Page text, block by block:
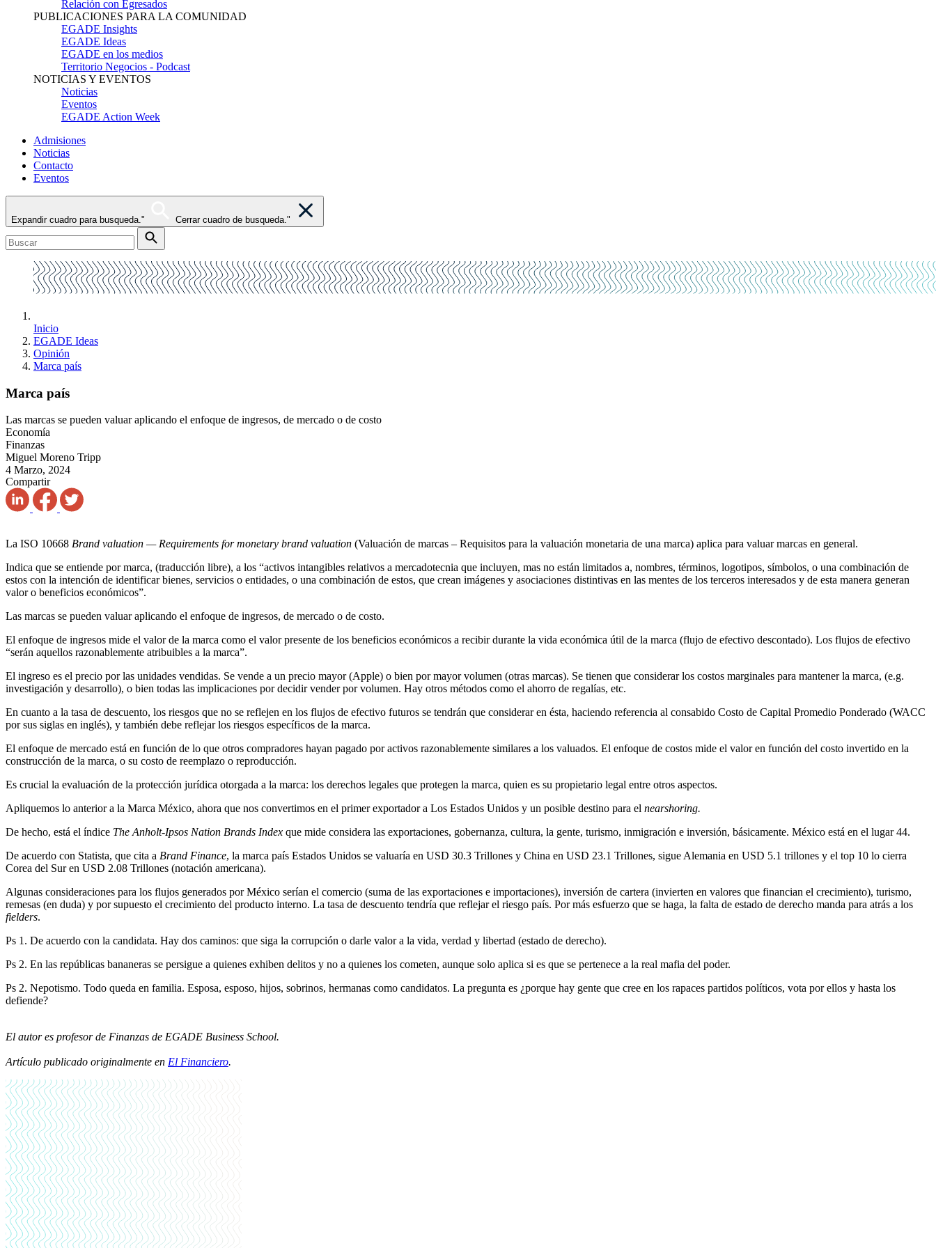
Relación con Egresados
PUBLICACIONES PARA LA COMUNIDAD
EGADE Insights
EGADE Ideas
EGADE en los medios
Territorio Negocios - Podcast
NOTICIAS Y EVENTOS
Noticias
Eventos
EGADE Action Week
Admisiones
Noticias
Contacto
Eventos
Expandir cuadro para busqueda." Cerrar cuadro de busqueda."
Inicio
EGADE Ideas
Opinión
Marca país
Marca país
Las marcas se pueden valuar aplicando el enfoque de ingresos, de mercado o de costo
Economía
Finanzas
Miguel Moreno Tripp
4 Marzo, 2024
Compartir
La ISO 10668 Brand valuation — Requirements for monetary brand valuation (Valuación de marcas – Requisitos para la valuación monetaria de una marca) aplica para valuar marcas en general.
Indica que se entiende por marca, (traducción libre), a los “activos intangibles relativos a mercadotecnia que incluyen, mas no están limitados a, nombres, términos, logotipos, símbolos, o una combinación de
estos con la intención de identificar bienes, servicios o entidades, o una combinación de estos, que crean imágenes y asociaciones distintivas en las mentes de los terceros interesados y de esta manera generan
valor o beneficios económicos”.
Las marcas se pueden valuar aplicando el enfoque de ingresos, de mercado o de costo.
El enfoque de ingresos mide el valor de la marca como el valor presente de los beneficios económicos a recibir durante la vida económica útil de la marca (flujo de efectivo descontado). Los flujos de efectivo
“serán aquellos razonablemente atribuibles a la marca”.
El ingreso es el precio por las unidades vendidas. Se vende a un precio mayor (Apple) o bien por mayor volumen (otras marcas). Se tienen que considerar los costos marginales para mantener la marca, (e.g.
investigación y desarrollo), o bien todas las implicaciones por decidir vender por volumen. Hay otros métodos como el ahorro de regalías, etc.
En cuanto a la tasa de descuento, los riesgos que no se reflejen en los flujos de efectivo futuros se tendrán que considerar en ésta, haciendo referencia al consabido Costo de Capital Promedio Ponderado (WACC
por sus siglas en inglés), y también debe reflejar los riesgos específicos de la marca.
El enfoque de mercado está en función de lo que otros compradores hayan pagado por activos razonablemente similares a los valuados. El enfoque de costos mide el valor en función del costo invertido en la
construcción de la marca, o su costo de reemplazo o reproducción.
Es crucial la evaluación de la protección jurídica otorgada a la marca: los derechos legales que protegen la marca, quien es su propietario legal entre otros aspectos.
Apliquemos lo anterior a la Marca México, ahora que nos convertimos en el primer exportador a Los Estados Unidos y un posible destino para el nearshoring.
De hecho, está el índice The Anholt-Ipsos Nation Brands Index que mide considera las exportaciones, gobernanza, cultura, la gente, turismo, inmigración e inversión, básicamente. México está en el lugar 44.
De acuerdo con Statista, que cita a Brand Finance, la marca país Estados Unidos se valuaría en USD 30.3 Trillones y China en USD 23.1 Trillones, sigue Alemania en USD 5.1 trillones y el top 10 lo cierra
Corea del Sur en USD 2.08 Trillones (notación americana).
Algunas consideraciones para los flujos generados por México serían el comercio (suma de las exportaciones e importaciones), inversión de cartera (invierten en valores que financian el crecimiento), turismo,
remesas (en duda) y por supuesto el crecimiento del producto interno. La tasa de descuento tendría que reflejar el riesgo país. Por más esfuerzo que se haga, la falta de estado de derecho manda para atrás a los
fielders.
Ps 1. De acuerdo con la candidata. Hay dos caminos: que siga la corrupción o darle valor a la vida, verdad y libertad (estado de derecho).
Ps 2. En las repúblicas bananeras se persigue a quienes exhiben delitos y no a quienes los cometen, aunque solo aplica si es que se pertenece a la real mafia del poder.
Ps 2. Nepotismo. Todo queda en familia. Esposa, esposo, hijos, sobrinos, hermanas como candidatos. La pregunta es ¿porque hay gente que cree en los rapaces partidos políticos, vota por ellos y hasta los
defiende?
El autor es profesor de Finanzas de EGADE Business School.
Artículo publicado originalmente en El Financiero.